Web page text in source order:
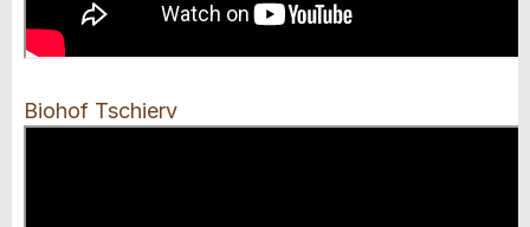
Biohof Tschierv